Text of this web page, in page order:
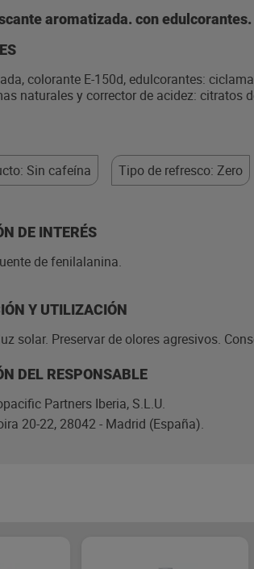
aromatizada. con edulcorantes.
colorante E-150d, edulcorantes:
naturales y corrector de acidez: citratos
Sin cafeína Tipo de refresco: Zero
DE INTERÉS
de fenilalanina.
Y UTILIZACIÓN
solar. Preservar de olores agresivos.
DEL RESPONSABLE
Partners Iberia, S.L.U.
20-22, 28042 - Madrid (España).